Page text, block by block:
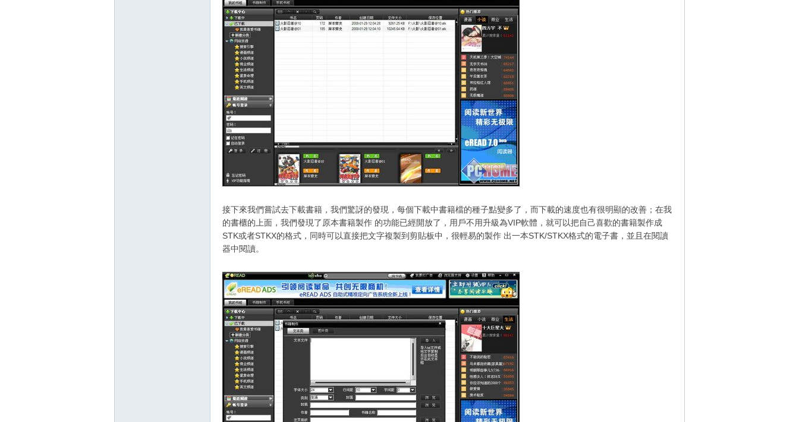
接下來我們嘗試去下載書籍，我們驚訝的發現，每個下載中書籍檔的種子點變多了，而下載的速度也有很明顯的改善；在我
的書櫃的上面，我們發現了原本書籍製作 的功能已經開放了，用戶不用升級為VIP軟體，就可以把自己喜歡的書籍製作成
STK或者STKX的格式，同時可以直接把文字複製到剪貼板中，很輕易的製作 出一本STK/STKX格式的電子書，並且在閱讀
器中閱讀。